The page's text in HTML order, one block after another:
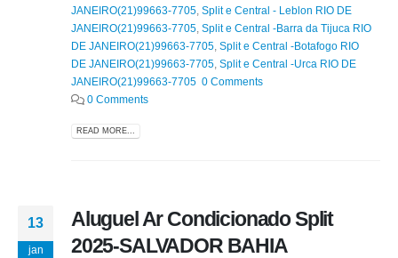
JANEIRO(21)99663-7705 Split e Central - Leblon RIO DE
JANEIRO(21)99663-7705 Split e Central -Barra da Tijuca RIO
DE JANEIRO(21)99663-7705 Split e Central -Botafogo RIO
DE JANEIRO(21)99663-7705 Split e Central -Urca RIO DE
JANEIRO(21)99663-7705 0 Comments
0 Comments
READ MORE...
13
jan
Aluguel Ar Condicionado Split
2025-SALVADOR BAHIA